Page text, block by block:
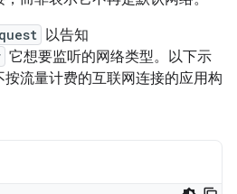
以告知
它想要监听的网络类型。以下示
流量计费的互联网连接的应用构